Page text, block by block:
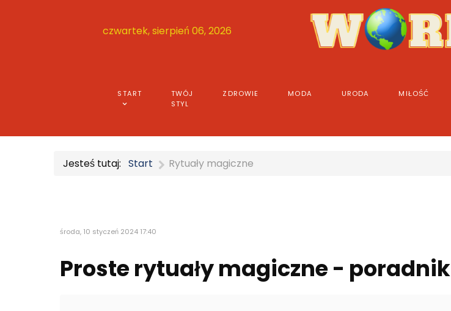
czwartek, sierpień 06, 2026
START
TWÓJ
STYL
ZDROWIE MODA URODA MIŁOŚĆ
Jesteś tutaj: Start Rytuały magiczne
środa, 10 styczeń 2024 17:40
Proste rytuały magiczne - poradnik